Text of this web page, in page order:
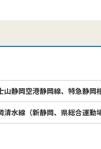
山静岡空港静岡線、特急静岡
清水線（新静岡、県総合運動